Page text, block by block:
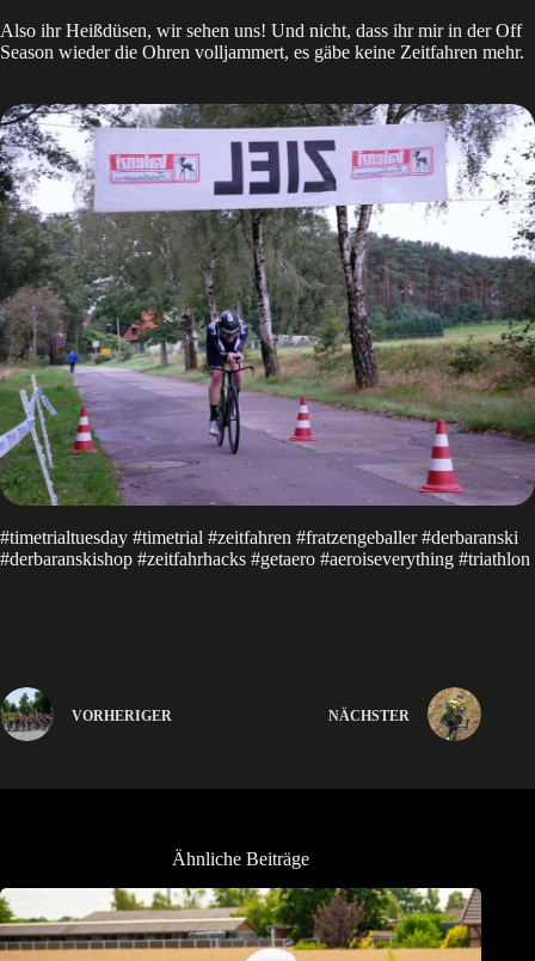
Also ihr Heißdüsen, wir sehen uns! Und nicht, dass ihr mir in der Off
Season wieder die Ohren volljammert, es gäbe keine Zeitfahren mehr.
#timetrialtuesday #timetrial #zeitfahren #fratzengeballer #derbaranski
#derbaranskishop #zeitfahrhacks #getaero #aeroiseverything #triathlon
VORHERIGER NÄCHSTER
Ähnliche Beiträge